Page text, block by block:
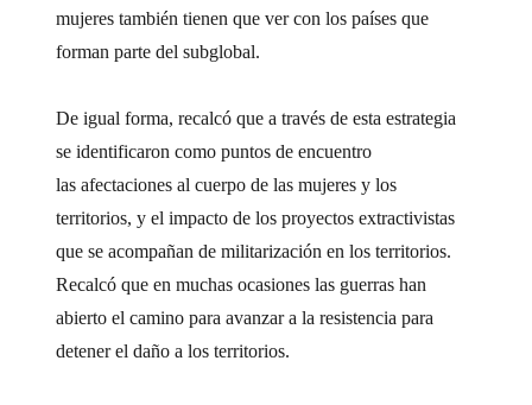
mujeres también tienen que ver con los países que
forman parte del subglobal.
De igual forma, recalcó que a través de esta estrategia
se identificaron como puntos de encuentro
lasafectaciones al cuerpo de las mujeres y los
territorios, y el impacto de los proyectos extractivistas
que se acompañan de militarización en los territorios.
Recalcó que en muchas ocasiones las guerras han
abierto el camino para avanzar a la resistencia para
detener el daño a los territorios.